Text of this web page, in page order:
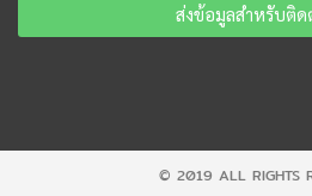
ส่งข้อมูลสำหรับติ
© 2019 ALL RIGHTS